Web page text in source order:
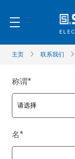
主页 联系我们
称谓*
名*